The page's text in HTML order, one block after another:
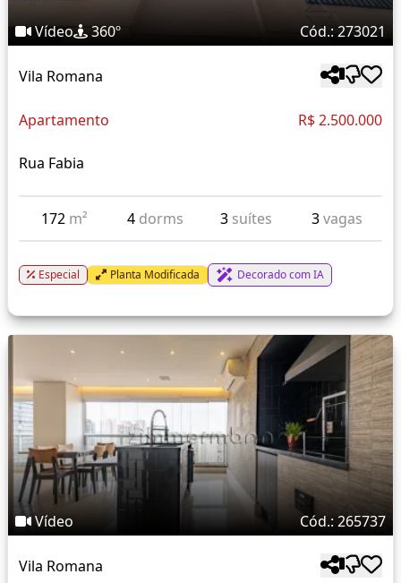
Vídeo 360º Cód.: 273021
Vila Romana
Apartamento R$ 2.500.000
Rua Fabia
172 m² 4 dorms 3 suítes 3vagas
Especial Planta Modificada Decorado com IA
Vídeo Cód.: 265737
Vila Romana